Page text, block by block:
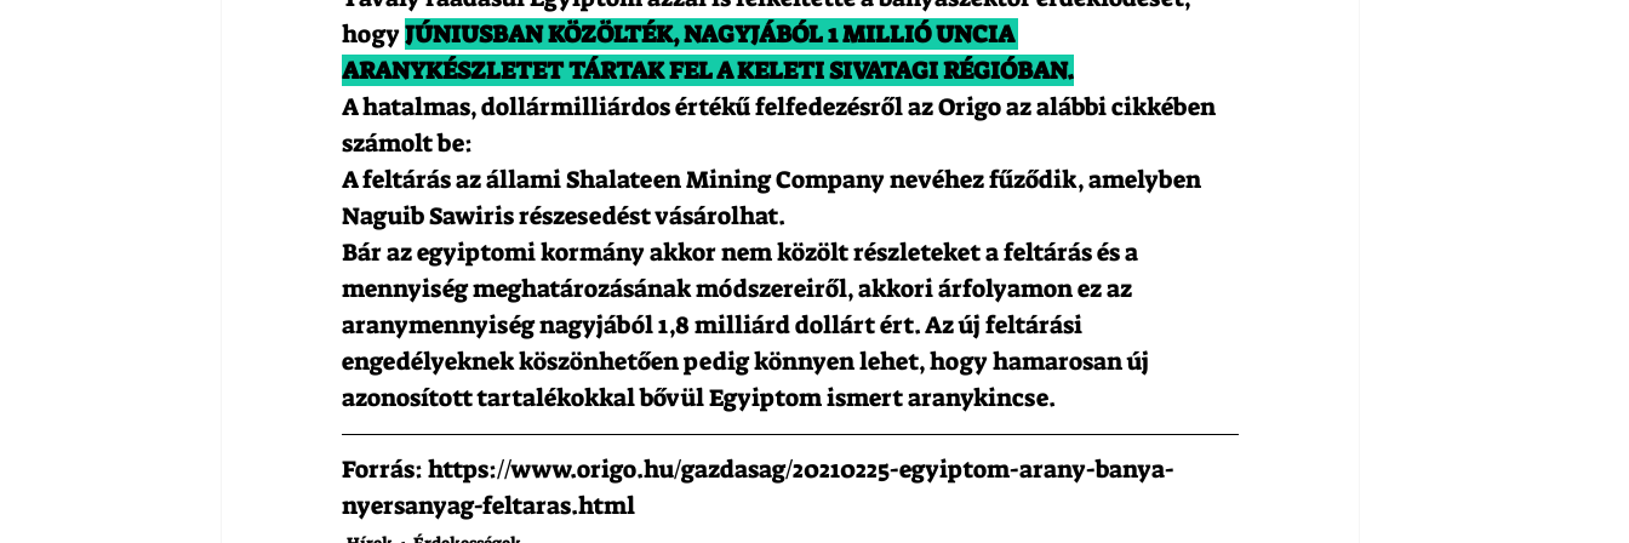
hogy JÚNIUSBAN KÖZÖLTÉK, NAGYJÁBÓL 1 MILLIÓ UNCIA
ARANYKÉSZLETET TÁRTAK FEL A KELETI SIVATAGI RÉGIÓBAN.
A hatalmas, dollármilliárdos értékű felfedezésről az Origo az alábbi cikkében
számolt be:
A feltárás az állami Shalateen Mining Company nevéhez fűződik, amelyben
Naguib Sawiris részesedést vásárolhat.
Bár az egyiptomi kormány akkor nem közölt részleteket a feltárás és a
mennyiség meghatározásának módszereiről, akkori árfolyamon ez az
aranymennyiség nagyjából 1,8 milliárd dollárt ért. Az új feltárási
engedélyeknek köszönhetően pedig könnyen lehet, hogy hamarosan új
azonosított tartalékokkal bővül Egyiptom ismert aranykincse.
Forrás: https://www.origo.hu/gazdasag/20210225-egyiptom-arany-banya-
nyersanyag-feltaras.html